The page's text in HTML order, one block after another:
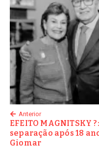
Anterior
EFEITO MAGNITSKY
separação após 18
Giomar